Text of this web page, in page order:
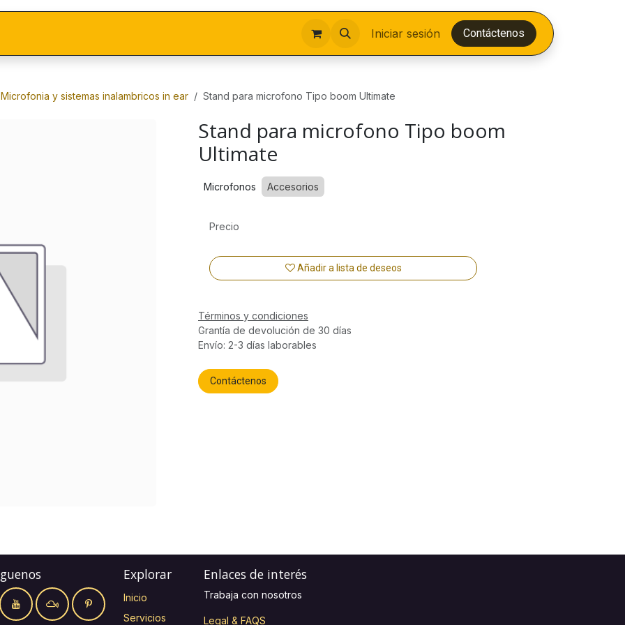
Iniciar sesión Contáctenos
Microfonia y sistemas inalambricos in ear Stand para microfono Tipo boom Ultimate
Stand para microfono Tipo boom
Ultimate
Microfonos Accesorios
Añadir a lista de deseos
Precio
Términos y condiciones
Grantía de devolución de 30 días
Envío: 2-3 días laborables
Contáctenos
Explorar
Inicio
Servicios
Enlaces de interés
Trabaja con nosotros
Legal & FAQS